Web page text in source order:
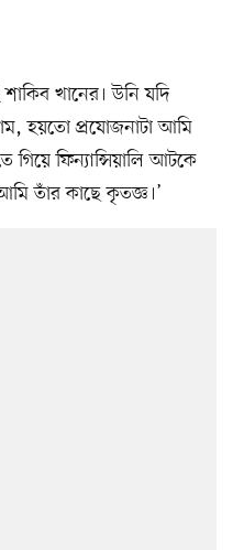
খানের। উনি যদি
হয়তো প্রযোজনাটা আমি
ফিন্যান্সিয়ালি আটকে
তাঁর কাছে কৃতজ্ঞ।’